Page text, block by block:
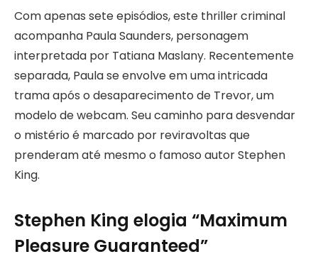
Com apenas sete episódios, este thriller criminal
acompanha Paula Saunders, personagem
interpretada por Tatiana Maslany. Recentemente
separada, Paula se envolve em uma intricada
trama após o desaparecimento de Trevor, um
modelo de webcam. Seu caminho para desvendar
o mistério é marcado por reviravoltas que
prenderam até mesmo o famoso autor Stephen
King.
Stephen King elogia “Maximum
Pleasure Guaranteed”